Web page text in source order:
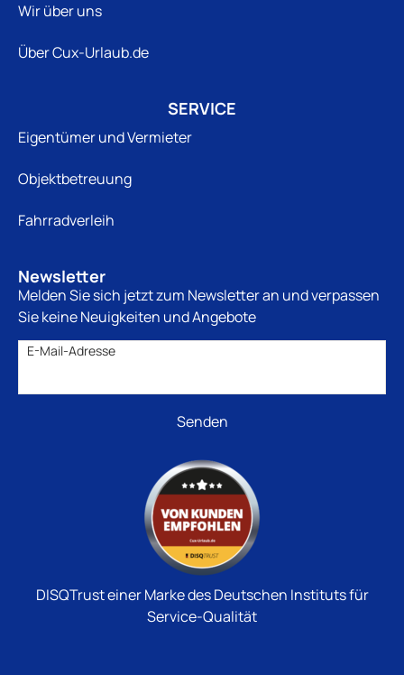
Wir über uns
Über Cux-Urlaub.de
SERVICE
Eigentümer und Vermieter
Objektbetreuung
Fahrradverleih
Newsletter
Melden Sie sich jetzt zum Newsletter an und verpassen
Sie keine Neuigkeiten und Angebote
E-Mail-Adresse
DISQTrust einer Marke des Deutschen Instituts für
Service-Qualität